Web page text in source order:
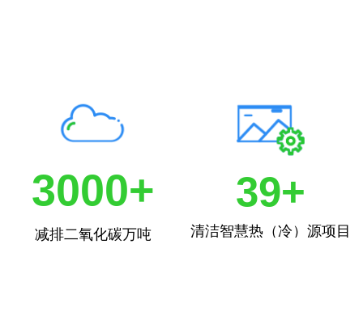
3000+
减排二氧化碳万吨
39+
清洁智慧热（冷）源项目